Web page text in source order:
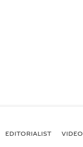
EDITORIALIST VIDEO